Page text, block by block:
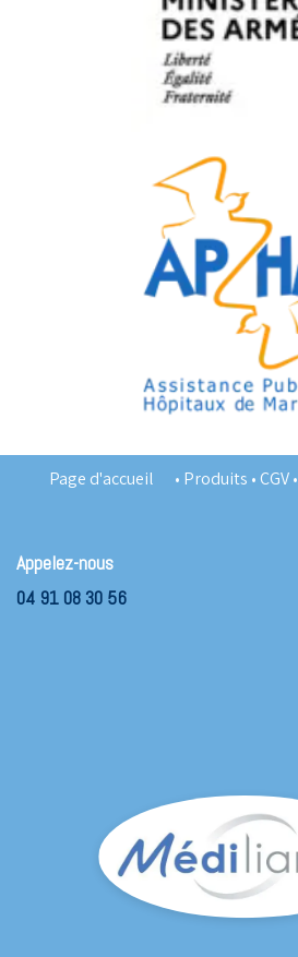
Page d'accueil • Produits •CGV•
Appelez-nous
04 91 08 30 56